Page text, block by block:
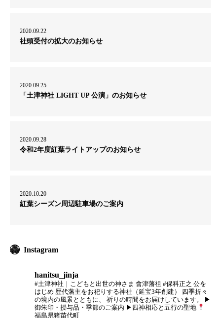
2020.09.22
社頭受付の拡大のお知らせ
2020.09.25
「土津神社 LIGHT UP 公演」のお知らせ
2020.09.28
令和2年度紅葉ライトアップのお知らせ
2020.10.20
紅葉シーズン周辺駐車場のご案内
Instagram
hanitsu_jinja
#土津神社｜こどもと出世の神さま 會津藩祖 #保科正之 公を
はじめ 歴代藩主をお祀りする神社（延宝3年創建）
四季折々
の境内の風景とともに、
祈りの時間をお届けしています。
▶
御朱印・授与品・季節のご案内 ▶四神相応と五行の聖地
福島県猪苗代町